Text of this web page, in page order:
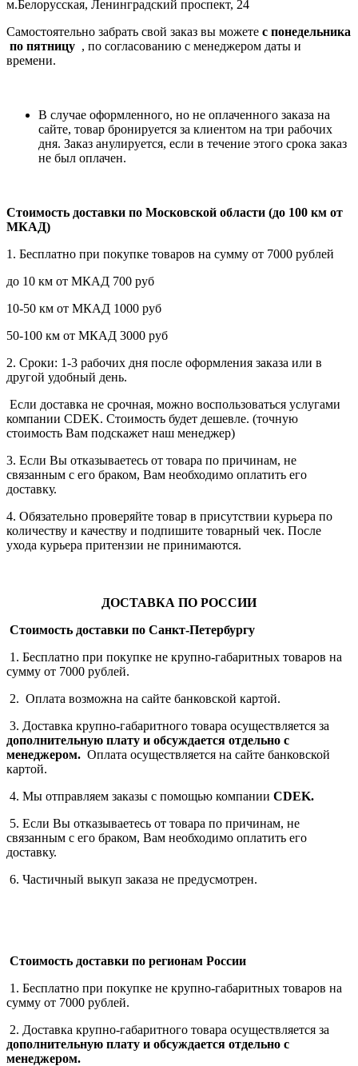
м.Белорусская, Ленинградский проспект, 24
Самостоятельно забрать свой заказ вы можете c понедельника
по пятницу , по согласованию с менеджером даты и
времени.
В случае оформленного, но не оплаченного заказа на
сайте, товар бронируется за клиентом на три рабочих
дня. Заказ анулируется, если в течение этого срока заказ
не был оплачен.
Стоимость доставки по Московской области (до 100 км от
МКАД)
1. Бесплатно при покупке товаров на сумму от 7000 рублей
до 10 км от МКАД 700 руб
10-50 км от МКАД 1000 руб
50-100 км от МКАД 3000 руб
2. Сроки: 1-3 рабочих дня после оформления заказа или в
другой удобный день.
Если доставка не срочная, можно воспользоваться услугами
компании СDEK. Стоимость будет дешевле. (точную
стоимость Вам подскажет наш менеджер)
3. Если Вы отказываетесь от товара по причинам, не
связанным с его браком, Вам необходимо оплатить его
доставку.
4. Обязательно проверяйте товар в присутствии курьера по
количеству и качеству и подпишите товарный чек. После
ухода курьера притензии не принимаются.
ДОСТАВКА ПО РОССИИ
Стоимость доставки по Санкт-Петербургу
1. Бесплатно при покупке не крупно-габаритных товаров на
сумму от 7000 рублей.
2. Оплата возможна на сайте банковской картой.
3. Доставка крупно-габаритного товара осуществляется за
дополнительную плату и обсуждается отдельно с
менеджером. Оплата осуществляется на сайте банковской
картой.
4. Мы отправляем заказы с помощью компании СDEK.
5. Если Вы отказываетесь от товара по причинам, не
связанным с его браком, Вам необходимо оплатить его
доставку.
6. Частичный выкуп заказа не предусмотрен.
Стоимость доставки по регионам России
1. Бесплатно при покупке не крупно-габаритных товаров на
сумму от 7000 рублей.
2. Доставка крупно-габаритного товара осуществляется за
дополнительную плату и обсуждается отдельно с
менеджером.